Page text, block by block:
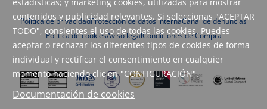
contenidos y publicidad relevantes. Si seleccionas "ACEPTAR
TODO", consientes el uso de todas las cookies. Puedes
aceptar o rechazar los diferentes tipos de cookies de forma
individual y rectificar el consentimiento en cualquier
momento haciendo clic en "CONFIGURACIÓN".
Documentación de cookies
Política de privacidadProtección de datos internaCanal de denuncias
Política de cookiesAviso legalCondiciones de Compra